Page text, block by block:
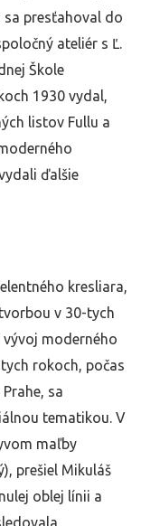
sa presťahoval do
ateliér s Ľ.
Škole
1930 vydal,
listov Fullu a
ďalšie
kresliara,
v 30-tych
moderného
rokoch, počas
sa
tematikou. V
maľby
prešiel Mikuláš
oblej línii a